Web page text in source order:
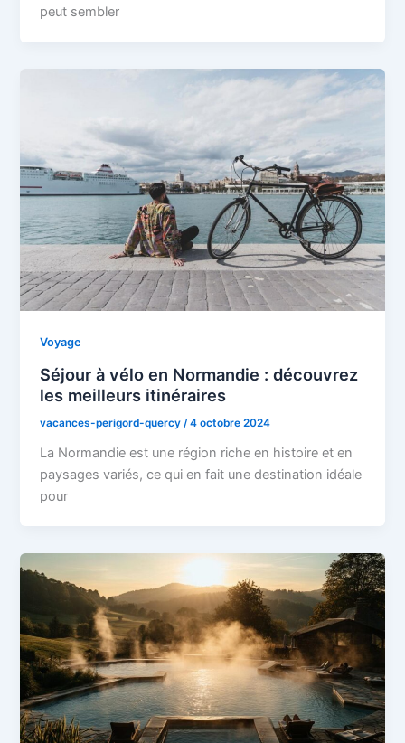
peut sembler
Voyage
Séjour à vélo en Normandie : découvrez
les meilleurs itinéraires
vacances-perigord-quercy /4 octobre 2024
La Normandie est une région riche en histoire et en
paysages variés, ce qui en fait une destination idéale
pour